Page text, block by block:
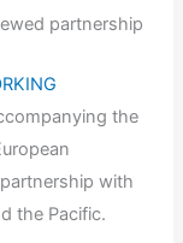
partnership
the
with
the Pacific.